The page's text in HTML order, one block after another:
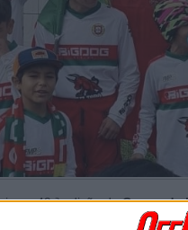
na 49.ª edição daCoupe de